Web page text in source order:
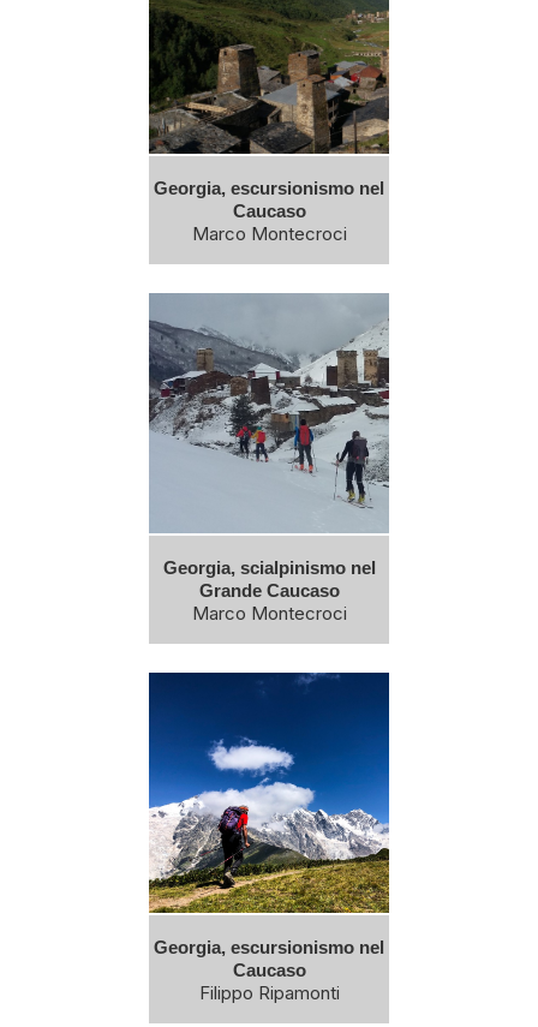
Georgia, escursionismo nel
Caucaso
Marco Montecroci
Georgia, scialpinismo nel
Grande Caucaso
Marco Montecroci
Georgia, escursionismo nel
Caucaso
Filippo Ripamonti